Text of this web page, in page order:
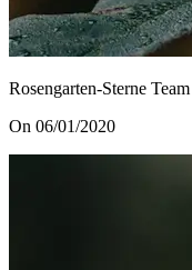
Rosengarten-Sterne Team
On 06/01/2020